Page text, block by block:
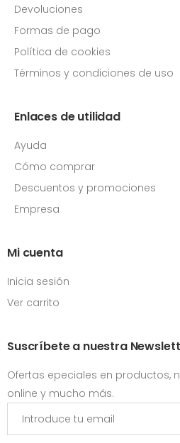
Devoluciones
Formas de pago
Política de cookies
Términos y condiciones de uso
Enlaces de utilidad
Ayuda
Cómo comprar
Descuentos y promociones
Empresa
Mi cuenta
Inicia sesión
Ver carrito
Suscríbete a nuestra
Ofertas epeciales en productos,
online y mucho más.